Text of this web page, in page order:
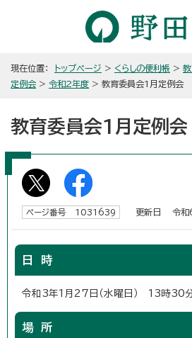
現在位置： トップページ > くらしの便利帳 > 教
定例会 > 令和2年度 > 教育委員会1月定例会
教育委員会1月定例会
ページ番号 1031639 更新日 令和
日 時
令和3年1月27日（水曜日） 13時
場 所